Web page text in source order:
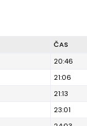
ČAS
20:46
21:06
21:13
23:01